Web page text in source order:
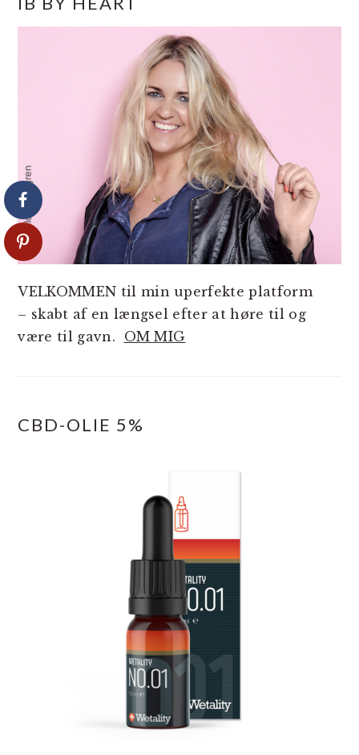
SIDEBAR
VELKOMMEN til min uperfekte platform
– skabt af en længsel efter at høre til og
være til gavn. OM MIG
CBD-OLIE 5%